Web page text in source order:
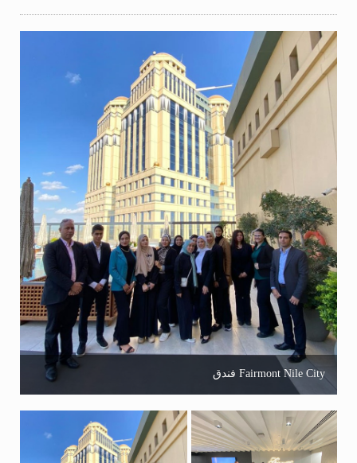
فندق Fairmont Nile City